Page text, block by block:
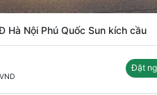
Hà Nội Phú Quốc Sun kích cầu
VND
Đặt